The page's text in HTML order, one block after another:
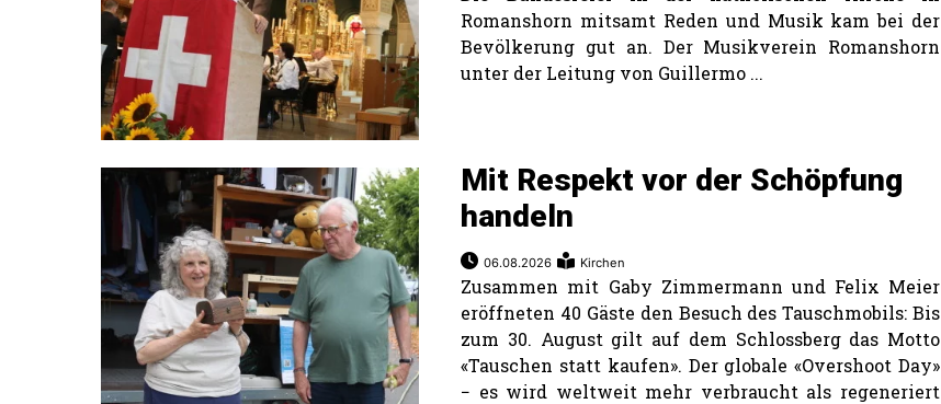
Romanshorn mitsamt Reden und Musik kam bei der
Bevölkerung gut an. Der Musikverein Romanshorn
unter der Leitung von Guillermo ...
Mit Respekt vor der Schöpfung
handeln
06.08.2026 Kirchen
Zusammen mit Gaby Zimmermann und Felix Meier
eröffneten 40 Gäste den Besuch des Tauschmobils: Bis
zum 30. August gilt auf dem Schlossberg das Motto
«Tauschen statt kaufen». Der globale «Overshoot Day»
− es wird weltweit mehr verbraucht als regeneriert